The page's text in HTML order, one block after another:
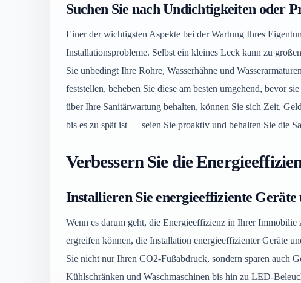
Suchen Sie nach Undichtigkeiten oder
Einer der wichtigsten Aspekte bei der Wartung Ihres
Installationsprobleme. Selbst ein kleines Leck kann zu
Sie unbedingt Ihre Rohre, Wasserhähne und
feststellen, beheben Sie diese am besten umgehend, bevor
über Ihre Sanitärwartung behalten, können Sie sich Zeit,
bis es zu spät ist — seien Sie proaktiv und behalten Sie die
Verbessern Sie die
Installieren Sie energieeffiziente Geräte
Wenn es darum geht, die Energieeffizienz in Ihrer
ergreifen können, die Installation energieeffizienter Geräte
Sie nicht nur Ihren CO2-Fußabdruck, sondern sparen auch
Kühlschränken und Waschmaschinen bis hin zu LED-